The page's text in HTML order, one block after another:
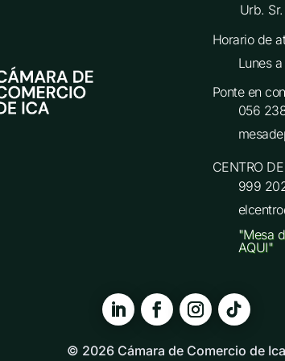
Urb.
Horario de
Lunes
Ponte en
056
CENTRO
999
"Mesa
AQUI"
© 2026 Cámara de Comercio de Ica